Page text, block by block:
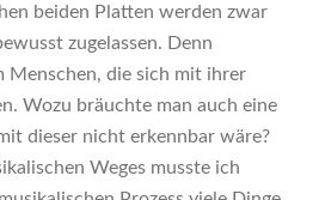
beiden Platten werden zwar
zugelassen. Denn
Menschen, die sich mit ihrer
Wozu bräuchte man auch eine
dieser nicht erkennbar wäre?
Weges musste ich